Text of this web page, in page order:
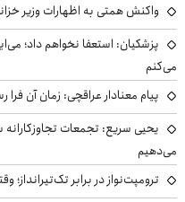
واکنش همتی به اظهارات وزیر
پزشکیان: استعفا نخواهم داد؛
می‌کنم
پیام معنادار عراقچی: زمان آن
یحیی سریع: تجمعات
می‌دهیم
ترومپت‌نواز در برابر